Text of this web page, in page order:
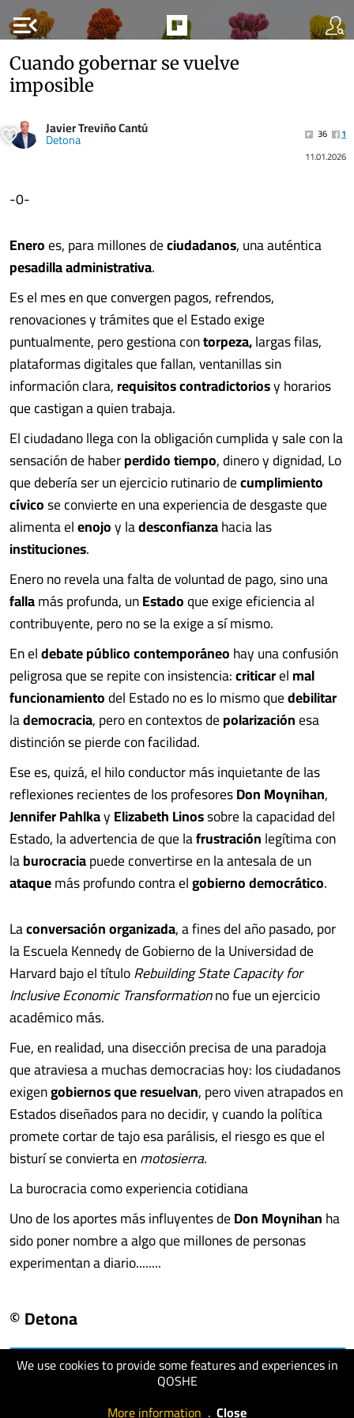
menu_open
We use cookies to provide some features and experiences in
QOSHE
More information . Close
Cuando gobernar se vuelve
imposible
Javier Treviño Cantú
Detona 36
1
11.01.2026
-0-
Eneroes, para millones deciudadanos, una auténtica
pesadilla administrativa.
Es el mes en que convergen pagos, refrendos,
renovaciones y trámites que el Estado exige
puntualmente, pero gestiona contorpeza,largas filas,
plataformas digitales que fallan, ventanillas sin
información clara,requisitos contradictoriosy horarios
que castigan a quien trabaja.
El ciudadano llega con la obligación cumplida y sale con la
sensación de haberperdido tiempo, dinero y dignidad, Lo
que debería ser un ejercicio rutinario decumplimiento
cívicose convierte en una experiencia de desgaste que
alimenta elenojoy ladesconfianzahacia las
instituciones.
Enero no revela una falta de voluntad de pago, sino una
fallamás profunda, unEstadoque exige eficiencia al
contribuyente, pero no se la exige a sí mismo.
En eldebate público contemporáneohay una confusión
peligrosa que se repite con insistencia:criticarelmal
funcionamientodel Estado no es lo mismo quedebilitar
lademocracia, pero en contextos depolarizaciónesa
distinción se pierde con facilidad.
Ese es, quizá, el hilo conductor más inquietante de las
reflexiones recientes de los profesoresDon Moynihan,
Jennifer PahlkayElizabeth Linossobre la capacidad del
Estado, la advertencia de que lafrustraciónlegítima con
laburocraciapuede convertirse en la antesala de un
ataquemás profundo contra elgobierno democrático.
Laconversación organizada, a fines del año pasado, por
la Escuela Kennedy de Gobierno de la Universidad de
Harvard bajo el títuloRebuilding State Capacity for
Inclusive Economic Transformationno fue un ejercicio
académico más.
Fue, en realidad, una disección precisa de una paradoja
que atraviesa a muchas democracias hoy: los ciudadanos
exigengobiernos que resuelvan, pero viven atrapados en
Estados diseñados para no decidir, y cuando la política
promete cortar de tajo esa parálisis, el riesgo es que el
bisturí se convierta enmotosierra.
La burocracia como experiencia cotidiana
Uno de los aportes más influyentes deDon Moynihanha
sido poner nombre a algo que millones de personas
experimentan a diario........
© Detona
visit website